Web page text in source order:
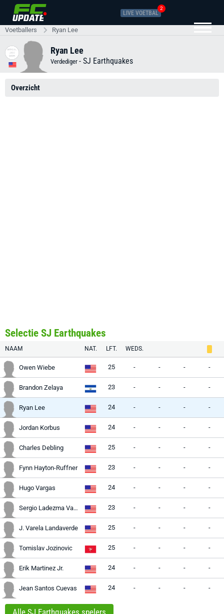
LIVE VOETBAL
2
Voetballers Ryan Lee
Ryan Lee
Verdediger - SJ Earthquakes
Overzicht
Selectie SJ Earthquakes
NAAM NAT. LFT. WEDS.
Owen Wiebe 25 - - - -
Brandon Zelaya 23 - - - -
Ryan Lee 24 - - - -
Jordan Korbus 24 - - - -
Charles Debling 25 - - - -
Fynn Hayton-Ruffner 23 - - - -
Hugo Vargas 24 - - - -
Sergio Ladezma Vazquez 23 - - - -
J. Varela Landaverde 25 - - - -
Tomislav Jozinovic 25 - - - -
Erik Martinez Jr. 24 - - - -
Jean Santos Cuevas 24 - - - -
Alle SJ Earthquakes spelers